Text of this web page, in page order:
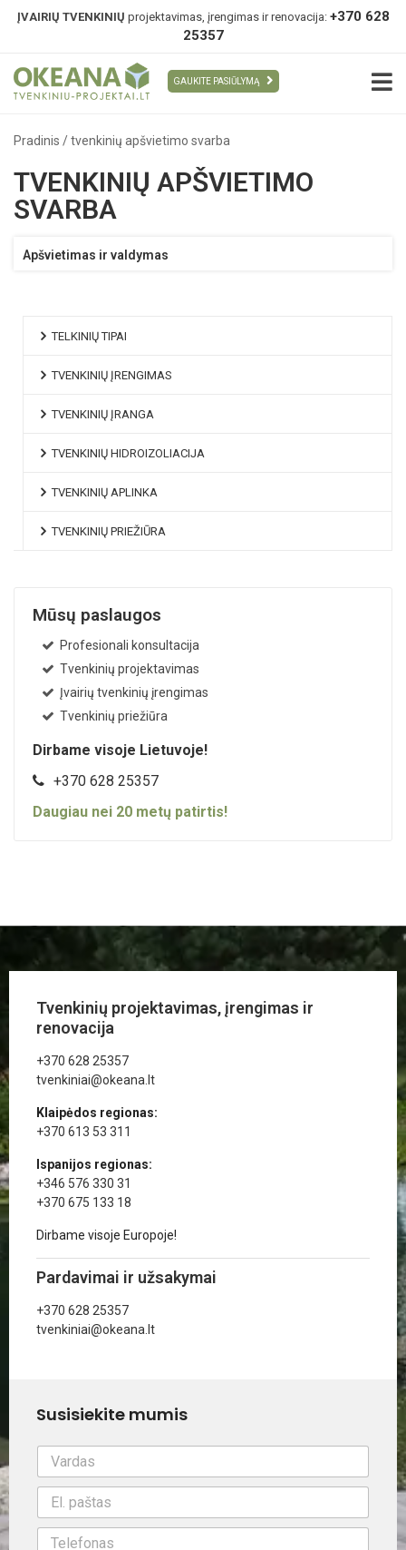
ĮVAIRIŲ TVENKINIŲ projektavimas, įrengimas ir renovacija: +370 628
25357
GAUKITE PASIŪLYMĄ
Pradinis /tvenkinių apšvietimo svarba
TELKINIŲ TIPAI
TVENKINIŲ ĮRENGIMAS
TVENKINIŲ ĮRANGA
TVENKINIŲ HIDROIZOLIACIJA
TVENKINIŲ APLINKA
TVENKINIŲ PRIEŽIŪRA
Mūsų paslaugos
Profesionali konsultacija
Tvenkinių projektavimas
Įvairių tvenkinių įrengimas
Tvenkinių priežiūra
Dirbame visoje Lietuvoje!
+370 628 25357
Daugiau nei 20 metų patirtis!
TVENKINIŲ APŠVIETIMO
SVARBA
Apšvietimas ir valdymas
Tvenkinių projektavimas, įrengimas ir
renovacija
+370 628 25357
tvenkiniai@okeana.lt
Klaipėdos regionas:
+370 613 53 311
Ispanijos regionas:
+346 576 330 31
+370 675 133 18
Dirbame visoje Europoje!
Pardavimai ir užsakymai
+370 628 25357
tvenkiniai@okeana.lt
Susisiekite mumis